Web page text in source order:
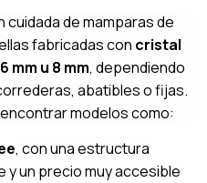
de mamparas de
fabricadas con cristal
mm u 8 mm, dependiendo
abatibles o fijas.
modelos como:
, con una estructura
un precio muy accesible